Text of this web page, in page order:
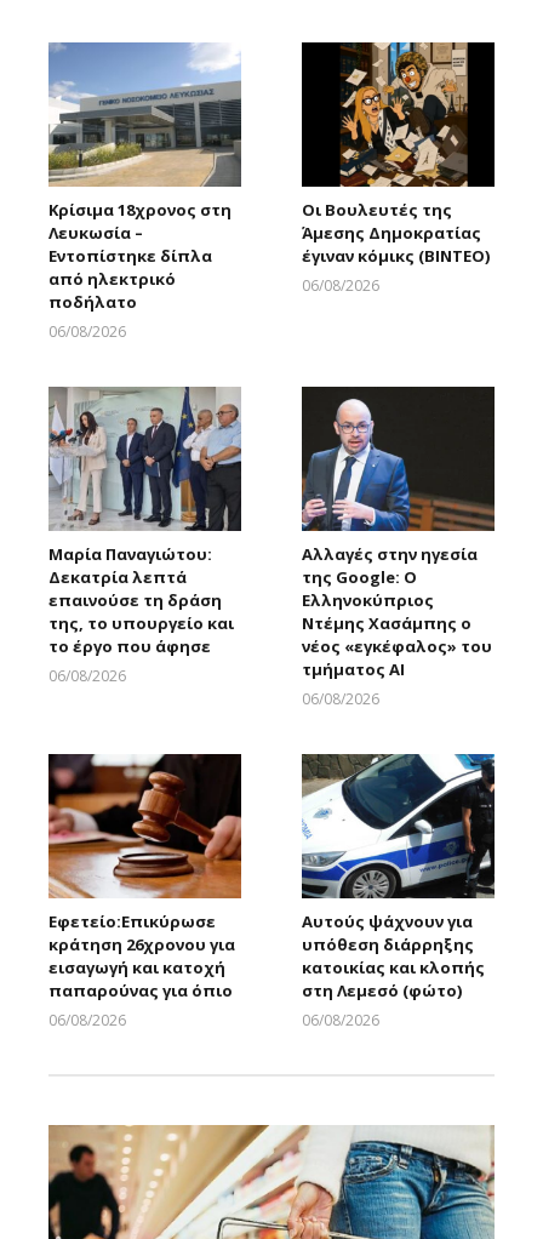
Κρίσιμα 18χρονος στη
Λευκωσία –
Εντοπίστηκε δίπλα
από ηλεκτρικό
ποδήλατο
06/08/2026
Οι Βουλευτές της
Άμεσης Δημοκρατίας
έγιναν κόμικς (ΒΙΝΤΕΟ)
06/08/2026
Μαρία Παναγιώτου:
Δεκατρία λεπτά
επαινούσε τη δράση
της, το υπουργείο και
το έργο που άφησε
06/08/2026
Αλλαγές στην ηγεσία
της Google: Ο
Ελληνοκύπριος
Ντέμης Χασάμπης ο
νέος «εγκέφαλος» του
τμήματος AI
06/08/2026
Εφετείο:Eπικύρωσε
κράτηση 26χρονου για
εισαγωγή και κατοχή
παπαρούνας για όπιο
06/08/2026
Αυτούς ψάχνουν για
υπόθεση διάρρηξης
κατοικίας και κλοπής
στη Λεμεσό (φώτο)
06/08/2026